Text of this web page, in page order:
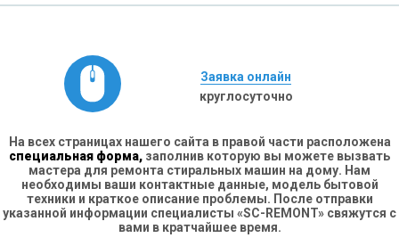
Заявка онлайн
круглосуточно
На всех страницах нашего сайта в правой части расположена
специальная форма, заполнив которую вы можете вызвать
мастера для ремонта стиральных машин на дому. Нам
необходимы ваши контактные данные, модель бытовой
техники и краткое описание проблемы. После отправки
указанной информации специалисты «SC-REMONT» свяжутся с
вами в кратчайшее время.